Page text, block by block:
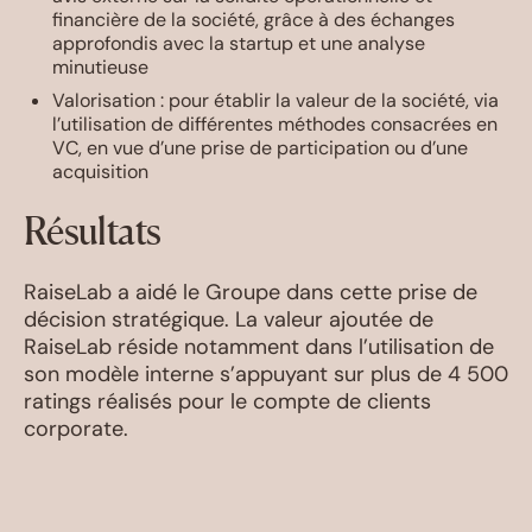
financière de la société, grâce à des échanges
approfondis avec la startup et une analyse
minutieuse
Valorisation : pour établir la valeur de la société, via
l’utilisation de différentes méthodes consacrées en
VC, en vue d’une prise de participation ou d’une
acquisition
Résultats
RaiseLab a aidé le Groupe dans cette prise de
décision stratégique. La valeur ajoutée de
RaiseLab réside notamment dans l’utilisation de
son modèle interne s’appuyant sur plus de 4 500
ratings réalisés pour le compte de clients
corporate.